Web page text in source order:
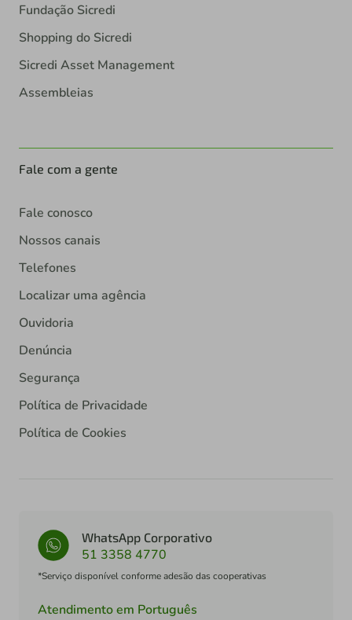
Fundação Sicredi
Shopping do Sicredi
Sicredi Asset Management
Assembleias
Fale com a gente
Fale conosco
Nossos canais
Telefones
Localizar uma agência
Ouvidoria
Denúncia
Segurança
Política de Privacidade
Política de Cookies
WhatsApp Corporativo
51 3358 4770
*Serviço disponível conforme adesão das cooperativas
Atendimento em Português